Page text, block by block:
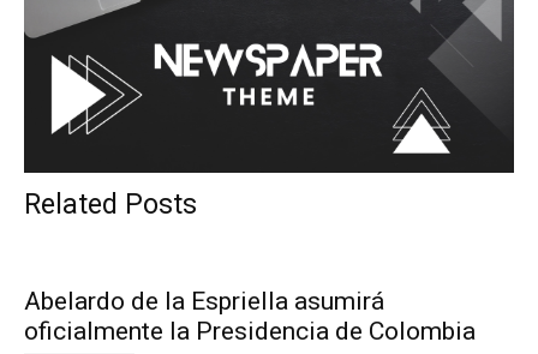
Related Posts
Abelardo de la Espriella asumirá
oficialmente la Presidencia de Colombia